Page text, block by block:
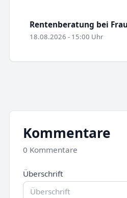
Rentenberatung bei
18.08.2026 - 15:00 Uhr
Kommentare
0 Kommentare
Überschrift